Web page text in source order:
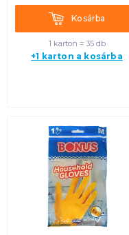
KosárbaKosárba
1 karton = 35 db
+1 karton a kosárba